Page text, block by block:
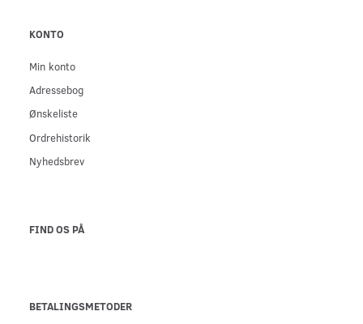
KONTO
Min konto
Adressebog
Ønskeliste
Ordrehistorik
Nyhedsbrev
FIND OS PÅ
BETALINGSMETODER